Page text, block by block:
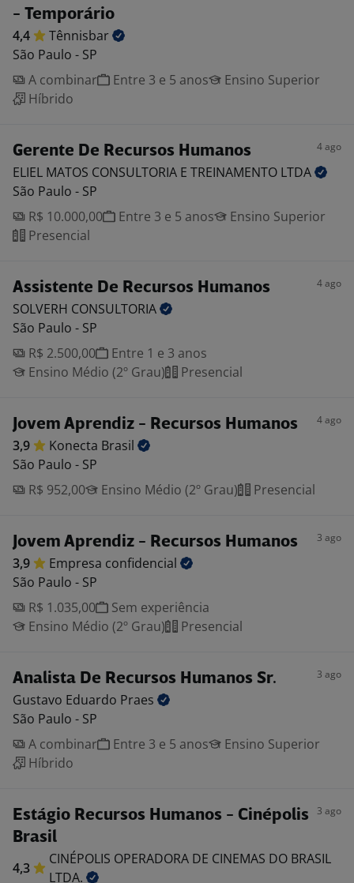
- Temporário
4,4
Tênnisbar
São Paulo - SP
A combinar
Entre 3 e 5 anos
Ensino Superior
Híbrido
Gerente De Recursos Humanos 4 ago
ELIEL MATOS CONSULTORIA E TREINAMENTO LTDA
São Paulo - SP
R$ 10.000,00
Entre 3 e 5 anos
Ensino Superior
Presencial
Assistente De Recursos Humanos 4 ago
SOLVERH CONSULTORIA
São Paulo - SP
R$ 2.500,00
Entre 1 e 3 anos
Ensino Médio (2º Grau)
Presencial
Jovem Aprendiz - Recursos Humanos 4 ago
3,9 Konecta Brasil
São Paulo - SP
R$ 952,00
Ensino Médio (2º Grau) Presencial
Jovem Aprendiz - Recursos Humanos 3 ago
3,9 Empresa confidencial
São Paulo - SP
R$ 1.035,00
Sem experiência
Ensino Médio (2º Grau)
Presencial
Analista De Recursos Humanos Sr. 3 ago
Gustavo Eduardo Praes
São Paulo - SP
A combinar
Entre 3 e 5 anos
Ensino Superior
Híbrido
Estágio Recursos Humanos - Cinépolis
Brasil
3 ago
4,3
CINÉPOLIS OPERADORA DE CINEMAS DO BRASIL
LTDA.